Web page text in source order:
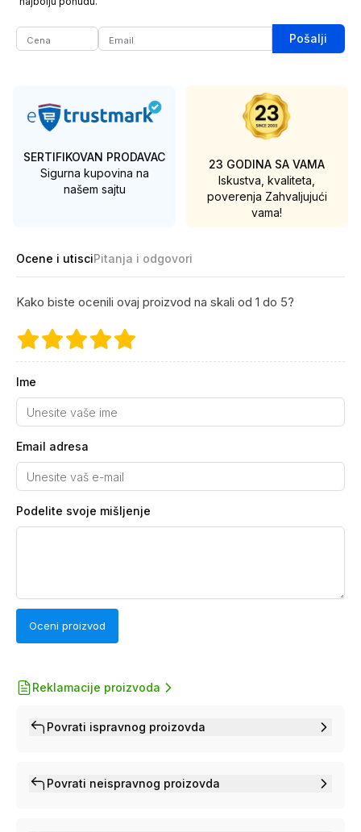
Pošalji
SERTIFIKOVAN PRODAVAC
Sigurna kupovina na
našem sajtu
23 GODINA SA VAMA
Iskustva, kvaliteta,
poverenja Zahvaljujući
vama!
Ocene i utisciPitanja i odgovori
Kako biste ocenili ovaj proizvod na skali od 1 do 5?
Ime
Email adresa
Podelite svoje mišljenje
Oceni proizvod
Reklamacije proizvoda
Povrati ispravnog proizovda
Povrati neispravnog proizovda